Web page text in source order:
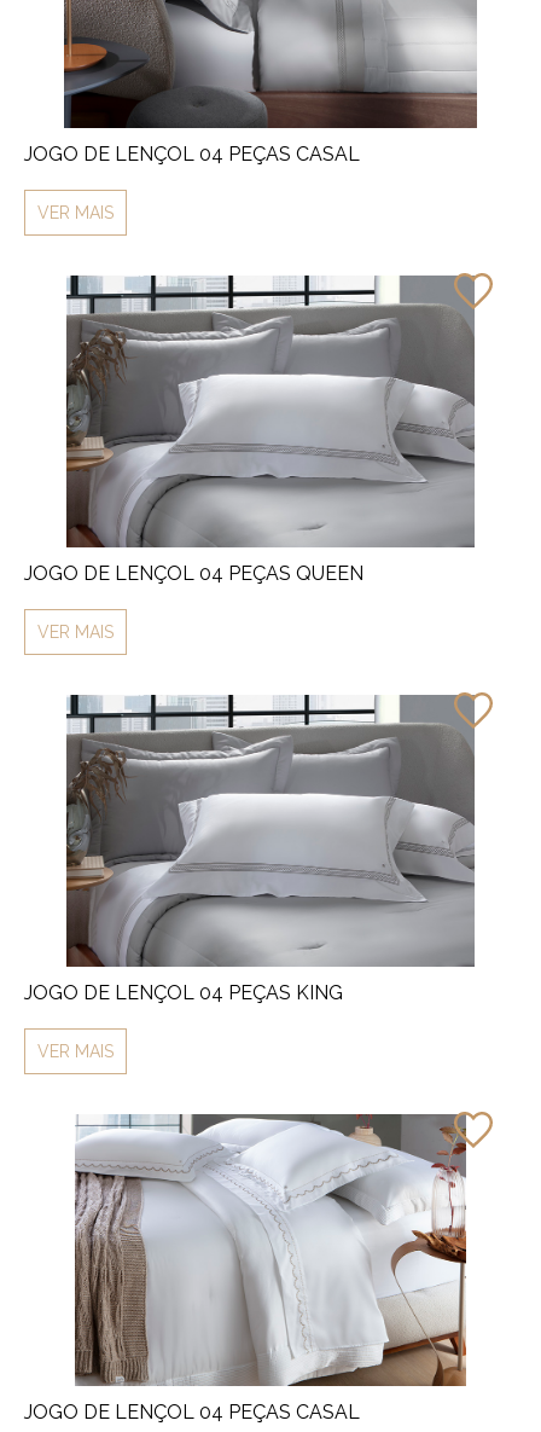
JOGO DE LENÇOL 04 PEÇAS CASAL
VER MAIS
JOGO DE LENÇOL 04 PEÇAS QUEEN
VER MAIS
JOGO DE LENÇOL 04 PEÇAS KING
VER MAIS
JOGO DE LENÇOL 04 PEÇAS CASAL